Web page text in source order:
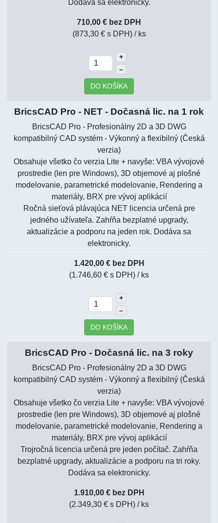
Dodáva sa elektronicky.
710,00 € bez DPH
(873,30 € s DPH) / ks
+
–
DO KOŠÍKA
BricsCAD Pro - NET - Dočasná lic. na 1 rok
BricsCAD Pro - Profesionálny 2D a 3D DWG
kompatibilný CAD systém - Výkonný a flexibilný (Česká
verzia)
Obsahuje všetko čo verzia Lite + navyše: VBA vývojové
prostredie (len pre Windows), 3D objemové aj plošné
modelovanie, parametrické modelovanie, Rendering a
materiály, BRX pre vývoj aplikácií
Ročná sieťová plávajúca NET licencia určená pre
jedného užívateľa. Zahŕňa bezplatné upgrady,
aktualizácie a podporu na jeden rok. Dodáva sa
elektronicky.
1.420,00 € bez DPH
(1.746,60 € s DPH) / ks
+
–
DO KOŠÍKA
BricsCAD Pro - Dočasná lic. na 3 roky
BricsCAD Pro - Profesionálny 2D a 3D DWG
kompatibilný CAD systém - Výkonný a flexibilný (Česká
verzia)
Obsahuje všetko čo verzia Lite + navyše: VBA vývojové
prostredie (len pre Windows), 3D objemové aj plošné
modelovanie, parametrické modelovanie, Rendering a
materiály, BRX pre vývoj aplikácií
Trojročná licencia určená pre jeden počítač. Zahŕňa
bezplatné upgrady, aktualizácie a podporu na tri roky.
Dodáva sa elektronicky.
1.910,00 € bez DPH
(2.349,30 € s DPH) / ks